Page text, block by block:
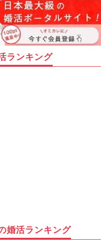
ランキング
婚活ランキング